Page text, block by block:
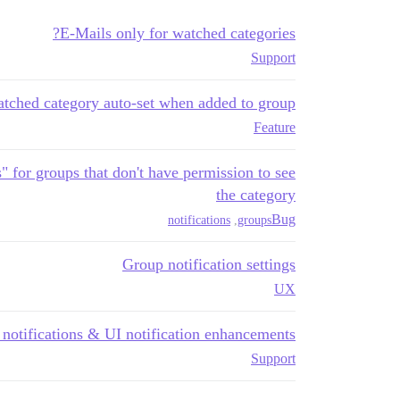
E-Mails only for watched categories?
Support
category auto-set when added to group
Feature
groups that don't have permission to see
the category
Bug
groups
notifications
Group notification settings
UX
& UI notification enhancements?
Support